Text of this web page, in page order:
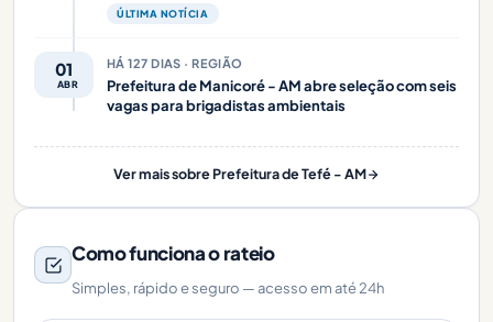
ÚLTIMA NOTÍCIA
01
ABR
HÁ 127 DIAS · REGIÃO
Prefeitura de Manicoré - AM abre seleção com seis
vagas para brigadistas ambientais
Ver mais sobre Prefeitura de Tefé - AM
Como funciona o rateio
Simples, rápido e seguro — acesso em até 24h